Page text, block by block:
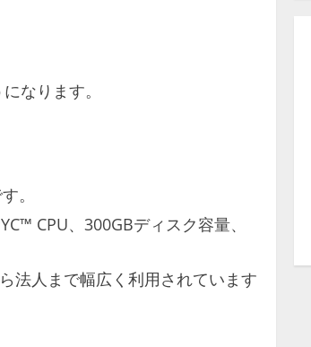
なります。
。
CPU、300GBディスク容量、
法人まで幅広く利用されています​​​​​​